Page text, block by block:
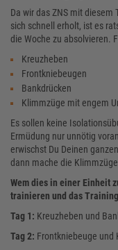
Da wir das ZNS mit diesem
sich schnell erholt, ist es
die Woche zu absolvieren.
Kreuzheben
Frontkniebeugen
Bankdrücken
Klimmzüge mit engem
Es sollen keine
Ermüdung nur unnötig
erwischst Du Deinen
dann mache die
Wem dies in einer Einheit
trainieren und das
Tag 1: Kreuzheben und
Tag 2: Frontkniebeuge und